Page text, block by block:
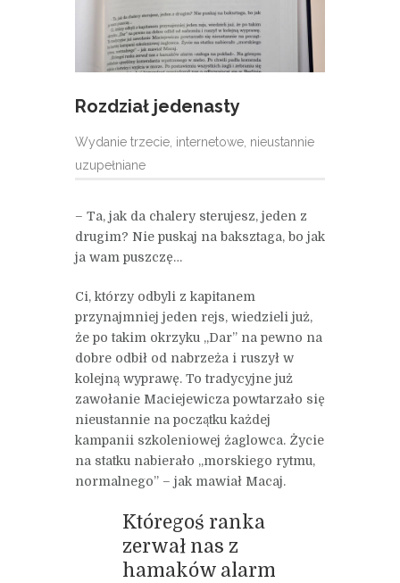
Rozdział jedenasty
Wydanie trzecie, internetowe, nieustannie
uzupełniane
– Ta, jak da chalery sterujesz, jeden z
drugim? Nie puskaj na baksztaga, bo jak
ja wam puszczę…
Ci, którzy odbyli z kapitanem
przynajmniej jeden rejs, wiedzieli już,
że po takim okrzyku „Dar” na pewno na
dobre odbił od nabrzeża i ruszył w
kolejną wyprawę. To tradycyjne już
zawołanie Maciejewicza powtarzało się
nieustannie na początku każdej
kampanii szkoleniowej żaglowca. Życie
na statku nabierało „morskiego rytmu,
normalnego” – jak mawiał Macaj.
Któregoś ranka
zerwał nas z
hamaków alarm